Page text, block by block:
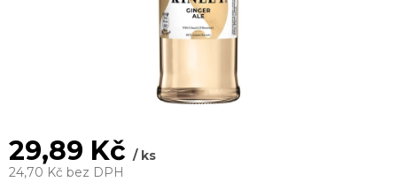
29,89 Kč/ ks
24,70 Kč bez DPH